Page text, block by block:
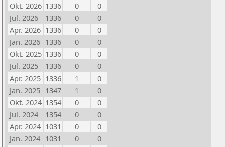
Okt. 2026 1336 0
0
Jul. 2026
1336 0
0
Apr. 2026 1336 0
0
Jan. 2026 1336 0
0
Okt. 2025 1336 0
0
Jul. 2025
1336 0
0
Apr. 2025 1336 1
0
Jan. 2025 1347 1
0
Okt. 2024 1354 0
0
Jul. 2024
1354 0
0
Apr. 2024 1031 0
0
Jan. 2024 1031 0
0